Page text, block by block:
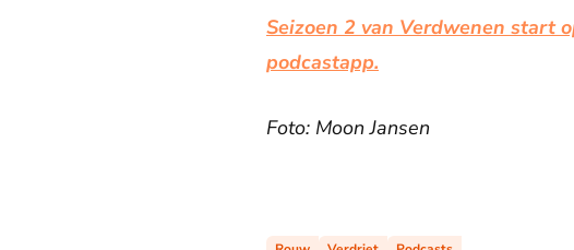
Seizoen 2 van Verdwenen start
podcastapp.
Foto: Moon Jansen